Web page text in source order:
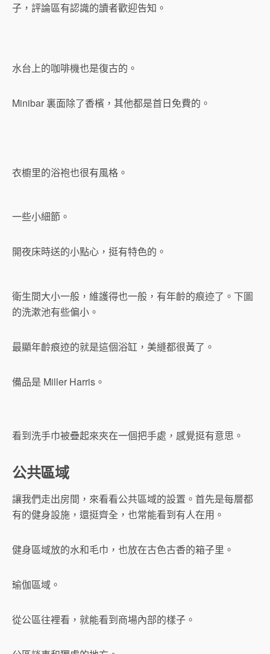
子，評論區有認識的讀者歡迎告知。
水台上的咖啡機也是復古的。
Minibar 裏面除了香檳，其他都是首日免費的。
衣櫥里的浴袍也很有風格。
一些小細節。
開夜床時送的小點心，挺有特色的。
衛生間大小一般，維護得也一般，有年齡的痕迹了。下圖
的洗漱池有些偏小。
最顯年齡痕迹的就是這個浴缸，美縫都很黃了。
備品是 Miller Harris。
看到洗手巾被疊起來夾在一個把手處，感覺挺有意思。
公共區域
讓我們走出房間，來看看公共區域的設置。首先是每層都
有的健身設施，還挺齊全，也常能看到有人在用。
健身區域放的水和毛巾，也放在古色古香的箱子里。
瑜伽區域。
從公區往裡看，就能看到商場內部的樣子。